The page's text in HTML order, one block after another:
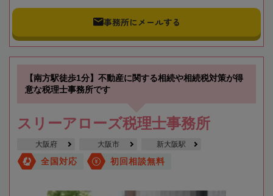
事務所にメールする
【南方駅徒歩1分】不動産に関する相続や相続税対策が得
意な税理士事務所です
スリーアローズ税理士事務所
大阪府 大阪市 新大阪駅
全国対応 初回相談無料